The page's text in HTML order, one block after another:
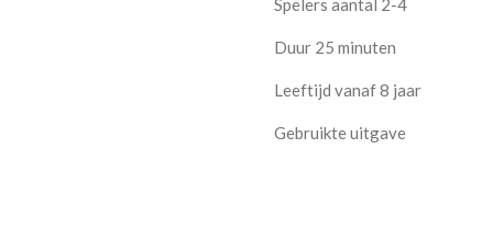
Spelers aantal 2-4
Duur 25 minuten
Leeftijd vanaf 8 jaar
Gebruikte uitgave